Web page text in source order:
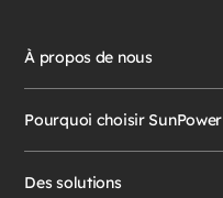
À propos de nous
Pourquoi choisir SunPower
Des solutions